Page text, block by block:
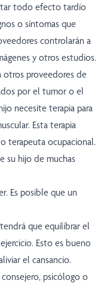
todo efecto tardío
o síntomas que
controlarán a
y otros estudios.
otros proveedores de
por el tumor o el
necesite terapia para
Esta terapia
terapeuta ocupacional.
su hijo de muchas
Es posible que un
que equilibrar el
Esto es bueno
el cansancio.
psicólogo o